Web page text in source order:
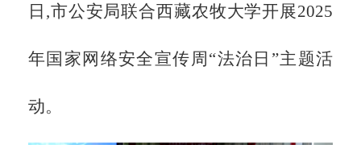
日,市公安局联合西藏农牧大学开展2025
年国家网络安全宣传周“法治日”主题活
动。